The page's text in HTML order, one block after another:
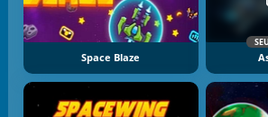
Space Blaze